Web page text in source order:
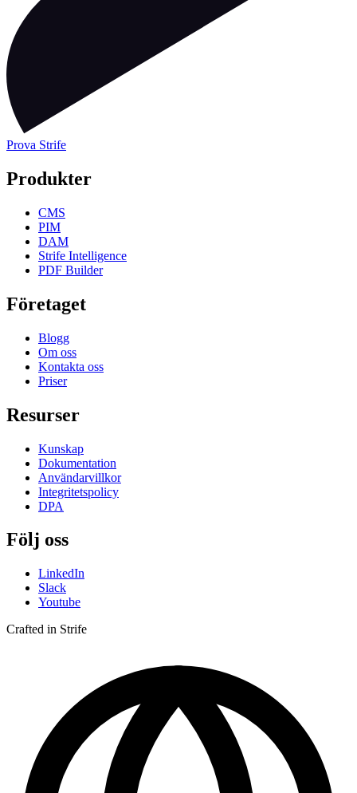
Prova Strife
Produkter
CMS
PIM
DAM
Strife Intelligence
PDF Builder
Företaget
Blogg
Om oss
Kontakta oss
Priser
Resurser
Kunskap
Dokumentation
Användarvillkor
Integritetspolicy
DPA
Följ oss
LinkedIn
Slack
Youtube
Crafted in Strife